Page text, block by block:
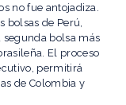
no fue antojadiza.
bolsas de Perú,
bolsa más
El proceso
permitirá
de Colombia y